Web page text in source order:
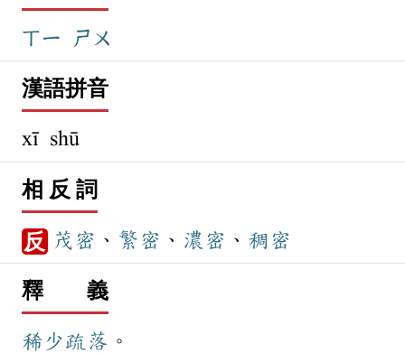
ㄒㄧ ㄕㄨ
漢語拼音
xī shū
相 反 詞
反 茂密 、 繁密 、 濃密 、 稠密
釋 義
稀少 疏落 。